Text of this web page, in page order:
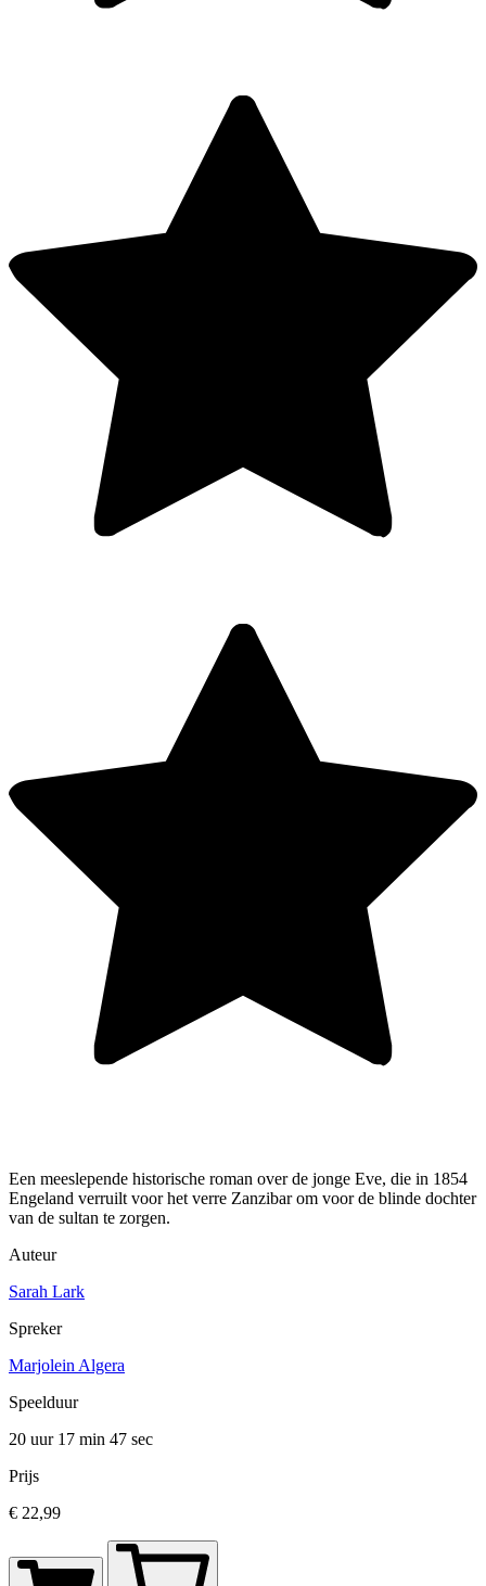
Een meeslepende historische roman over de jonge Eve, die in 1854
Engeland verruilt voor het verre Zanzibar om voor de blinde dochter
van de sultan te zorgen.
Auteur
Sarah Lark
Spreker
Marjolein Algera
Speelduur
20 uur 17 min 47 sec
Prijs
€ 22,99